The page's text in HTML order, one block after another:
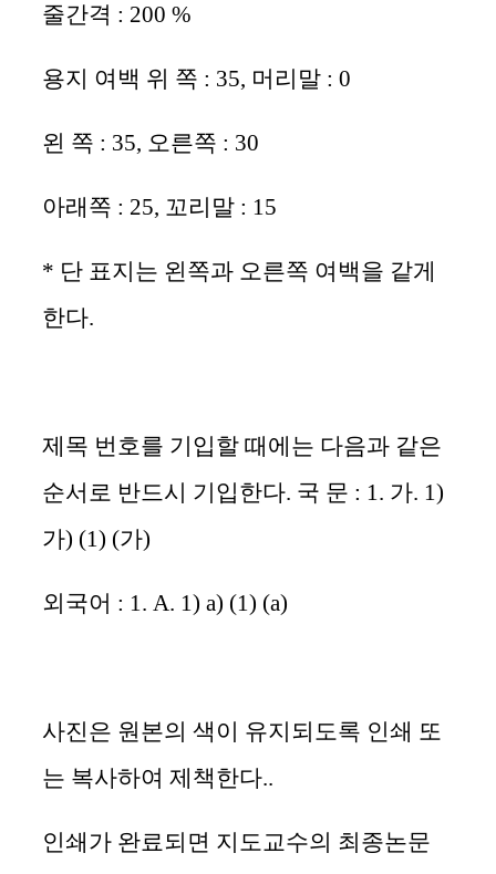
줄간격 : 200 %
용지 여백 위 쪽 : 35, 머리말 : 0
왼 쪽 : 35, 오른쪽 : 30
아래쪽 : 25, 꼬리말 : 15
* 단 표지는 왼쪽과 오른쪽 여백을 같게
한다.
제목 번호를 기입할 때에는 다음과 같은
순서로 반드시 기입한다. 국 문 : 1. 가. 1)
가) (1) (가)
외국어 : 1. A. 1) a) (1) (a)
사진은 원본의 색이 유지되도록 인쇄 또
는 복사하여 제책한다..
인쇄가 완료되면 지도교수의 최종논문